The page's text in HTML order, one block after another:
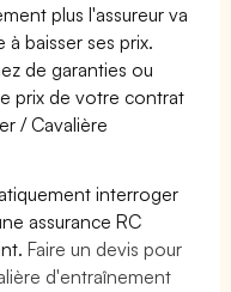
plus l'assureur va
baisser ses prix.
de garanties ou
prix de votre contrat
/ Cavalière
interroger
assurance RC
Faire un devis pour
d'entraînement